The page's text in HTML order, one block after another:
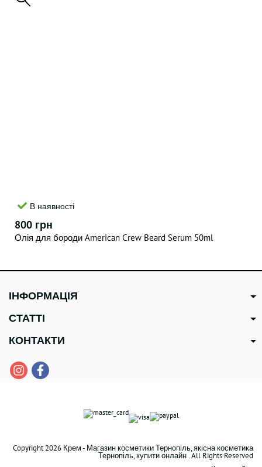
В наявності
800 грн
Олія для бороди American Crew Beard Serum 50ml
ІНФОРМАЦІЯ
СТАТТІ
КОНТАКТИ
Copyright 2026 Крем - Магазин косметики Тернопіль, якісна косметика
Тернопіль, купити онлайн . All Rights Reserved